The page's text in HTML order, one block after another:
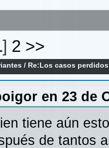
] 2 >>
/ Re:Los casos
en 23 de
tiene aún
de tantos